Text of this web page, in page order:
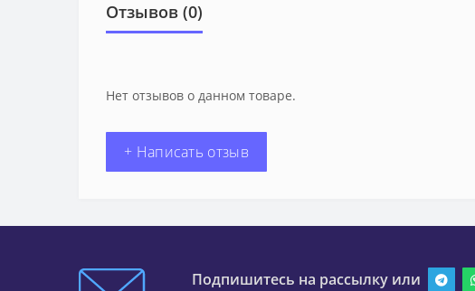
Отзывов (0)
Нет отзывов о данном товаре.
+ Написать отзыв
Подпишитесь на рассылку или